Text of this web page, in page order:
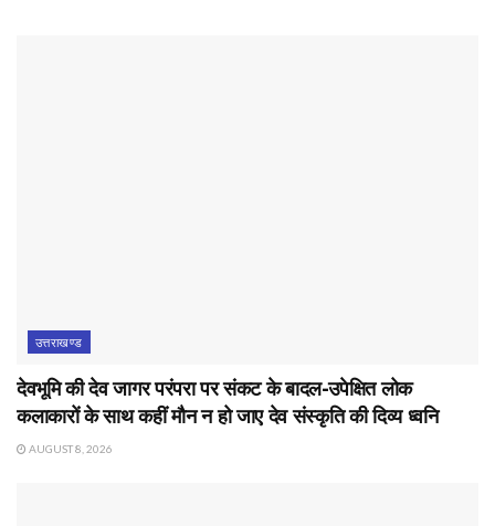
उत्तराखण्ड
देवभूमि की देव जागर परंपरा पर संकट के बादल-उपेक्षित लोक
कलाकारों के साथ कहीं मौन न हो जाए देव संस्कृति की दिव्य ध्वनि
AUGUST 8, 2026